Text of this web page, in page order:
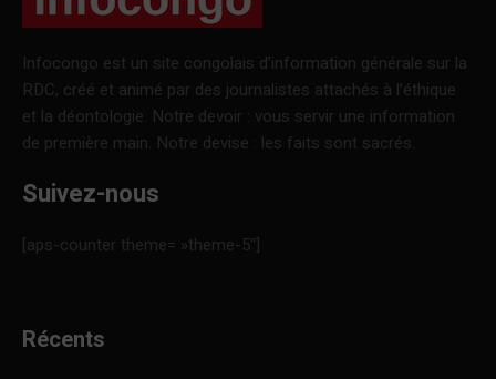
Infocongo est un site congolais d’information générale sur la
RDC, créé et animé par des journalistes attachés à l’éthique
et la déontologie. Notre devoir : vous servir une information
de première main. Notre devise : les faits sont sacrés.
Suivez-nous
[aps-counter theme= »theme-5″]
Récents